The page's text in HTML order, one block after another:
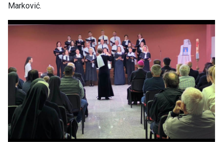
Marković.